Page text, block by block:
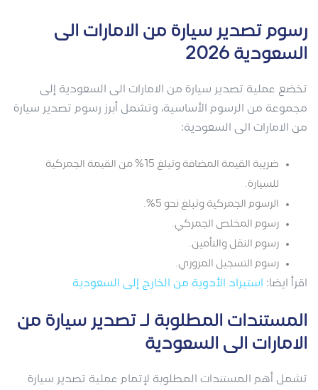
رسوم تصدير سيارة من الامارات الى
السعودية 2026
تخضع عملية تصدير سيارة من الامارات الى السعودية إلى
مجموعة من الرسوم الأساسية، وتشمل أبرز رسوم تصدير سيارة
من الامارات الى السعودية:
ضريبة القيمة المضافة وتبلغ 15% من القيمة الجمركية
للسيارة.
الرسوم الجمركية وتبلغ نحو 5%.
رسوم المخلص الجمركي.
رسوم النقل والتأمين.
رسوم التسجيل المروري.
اقرأ ايضا: استيراد الأدوية من الخارج إلى السعودية
المستندات المطلوبة لـ تصدير سيارة من
الامارات الى السعودية
تشمل أهم المستندات المطلوبة لإتمام عملية تصدير سيارة